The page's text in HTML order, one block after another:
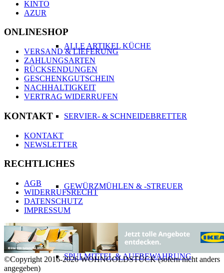
ALLE ARTIKEL KÜCHE
SERVIER- & SCHNEIDEBRETTER
GEWÜRZMÜHLEN & -STREUER
SPÜLMITTEL & AUFBEWAHRUNG
KINTO
AZUR
ONLINESHOP
VERSAND & LIEFERUNG
ZAHLUNGSARTEN
RÜCKSENDUNGEN
GESCHENKGUTSCHEIN
NACHHALTIGKEIT
VERTRAG WIDERRUFEN
KONTAKT
KONTAKT
NEWSLETTER
RECHTLICHES
AGB
WIDERRUFSRECHT
DATENSCHUTZ
IMPRESSUM
©Copyright 2016-2026 WOHNGOLDSTÜCK (sofern nicht anders
angegeben)